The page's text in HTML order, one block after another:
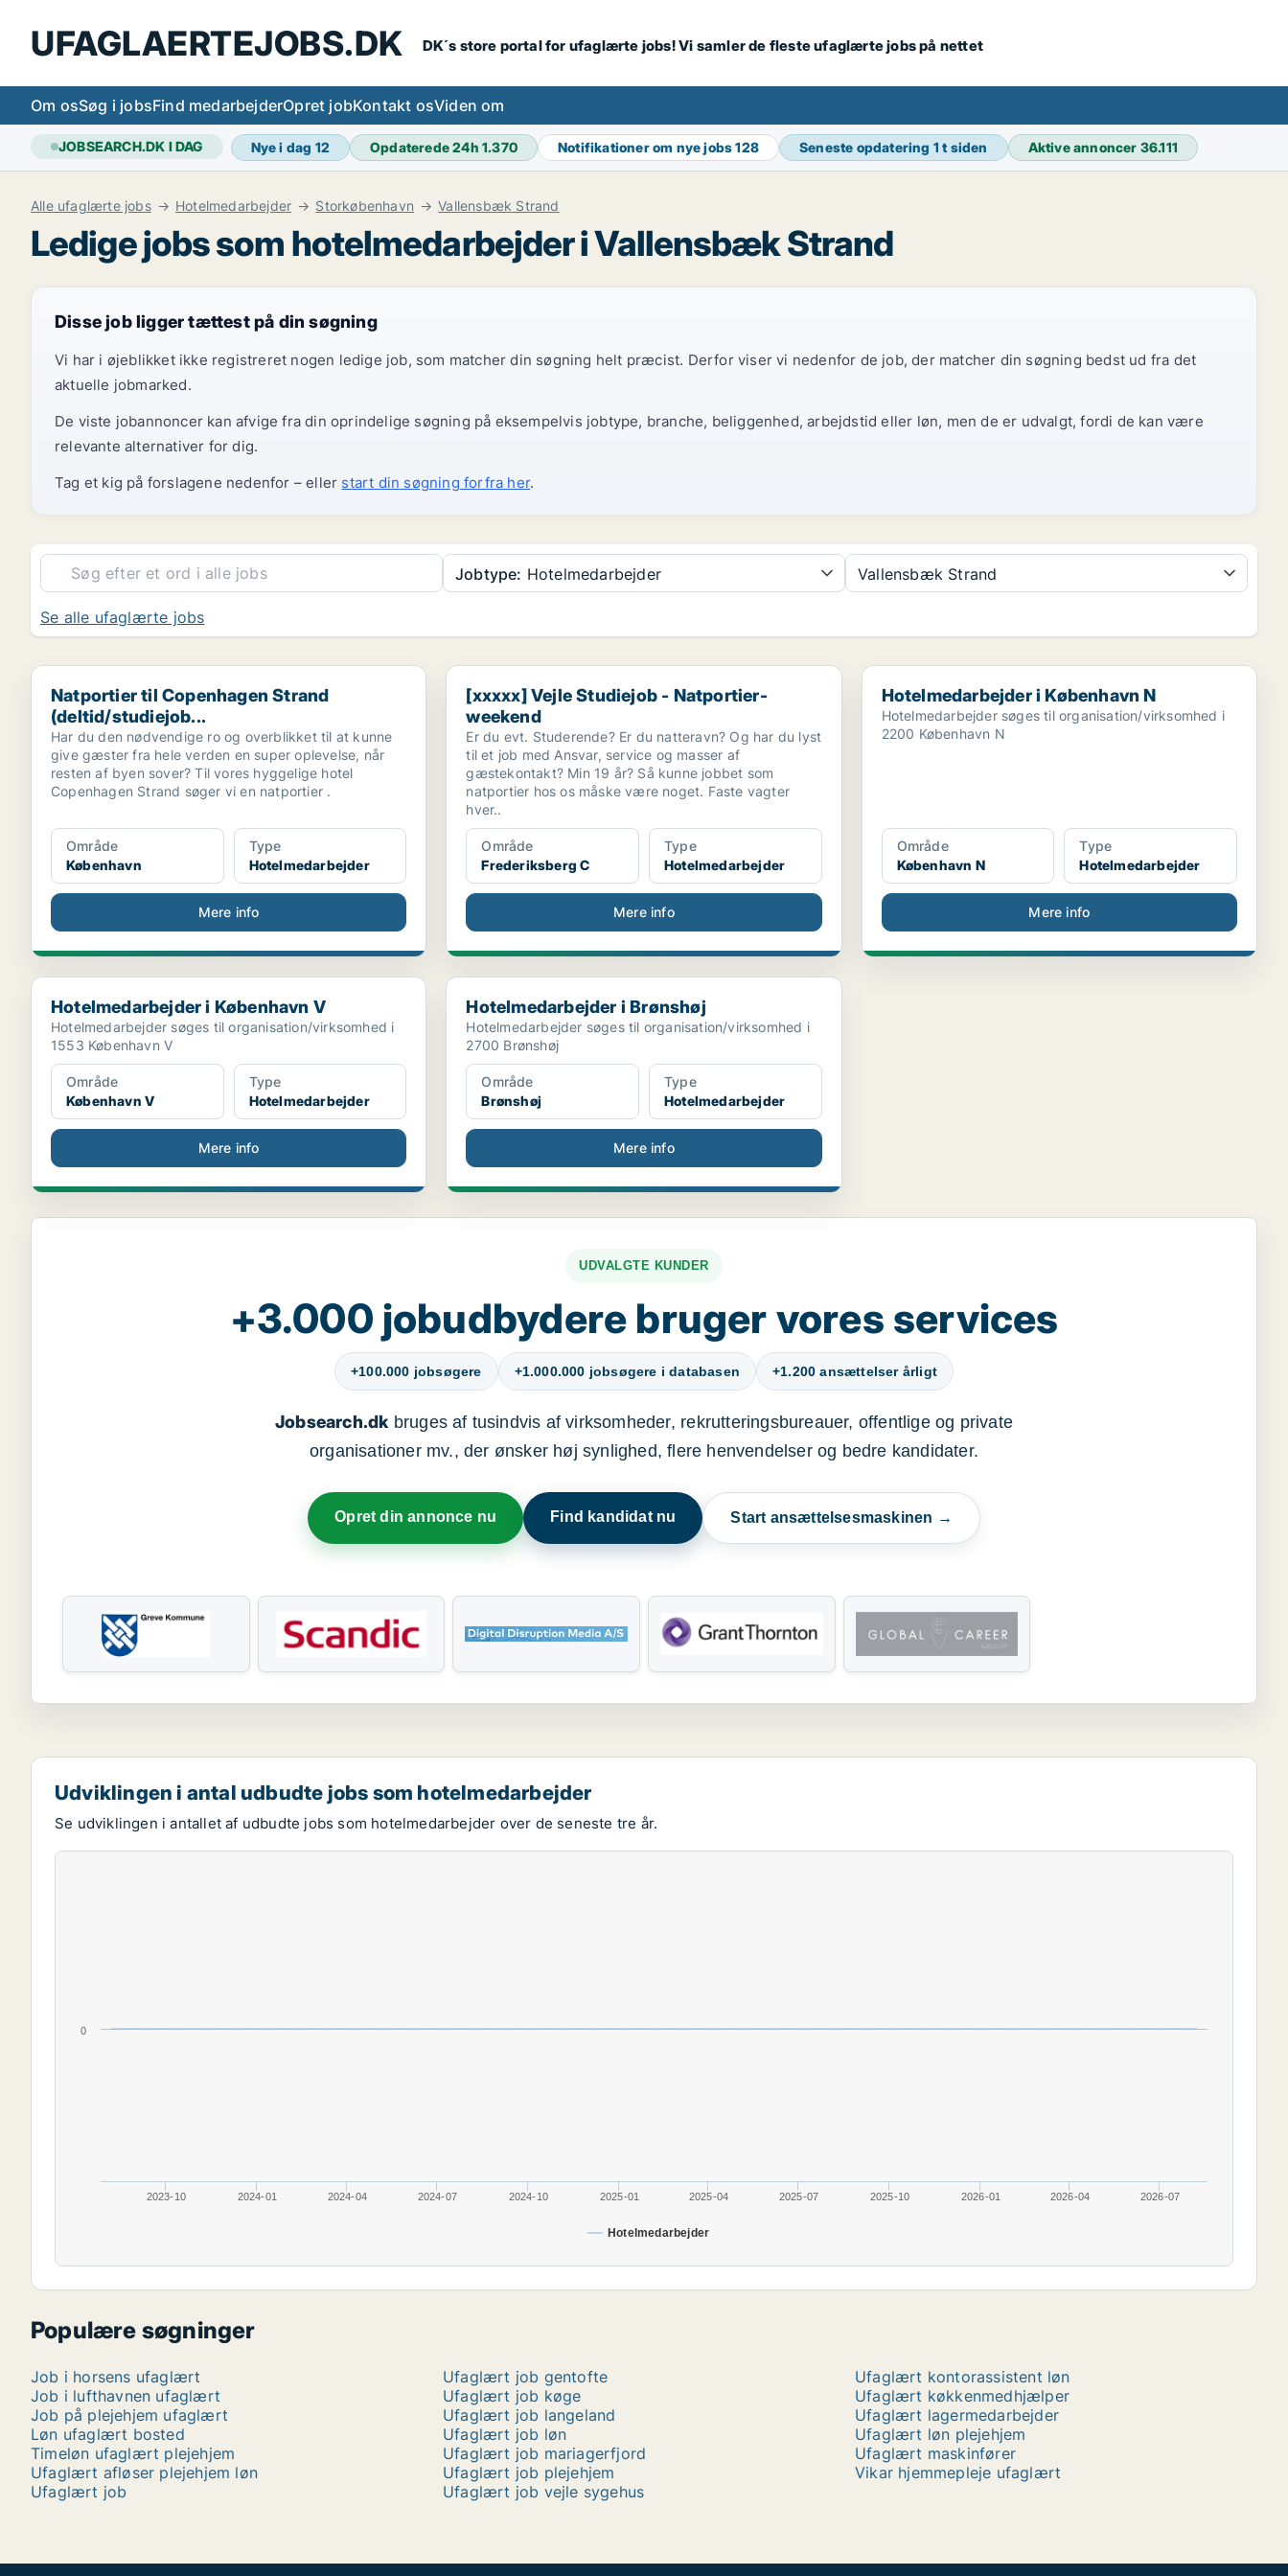
UFAGLAERTEJOBS.DK DK´s store portal for ufaglærte jobs! Vi samler de fleste ufaglærte jobs på nettet
Om osSøg i jobsFind medarbejderOpret jobKontakt osViden om
JOBSEARCH.DK I DAG Nye i dag 12 Opdaterede 24h1.370 Notifikationer om nye jobs128 Seneste opdatering 1 t siden Aktive annoncer 36.111
Alle ufaglærte jobs Hotelmedarbejder Storkøbenhavn Vallensbæk Strand
Ledige jobs som hotelmedarbejder i Vallensbæk Strand
Disse job ligger tættest på din søgning
Vi har i øjeblikket ikke registreret nogen ledige job, som matcher din søgning helt præcist. Derfor viser vi nedenfor de job, der matcher din søgning bedst ud fra det
aktuelle jobmarked.
De viste jobannoncer kan afvige fra din oprindelige søgning på eksempelvis jobtype, branche, beliggenhed, arbejdstid eller løn, men de er udvalgt, fordi de kan være
relevante alternativer for dig.
Tag et kig på forslagene nedenfor – eller start din søgning forfra her.
Jobtype: Hotelmedarbejder Vallensbæk Strand
Se alle ufaglærte jobs
Natportier til Copenhagen Strand (deltid/studiejob...
Natportier til Copenhagen Strand
(deltid/studiejob...
Har du den nødvendige ro og overblikket til at kunne
give gæster fra hele verden en super oplevelse, når
resten af byen sover? Til vores hyggelige hotel
Copenhagen Strand søger vi en natportier .
Område
København
Type
Hotelmedarbejder
Mere info
[xxxxx] Vejle Studiejob - Natportier- weekend
[xxxxx] Vejle Studiejob - Natportier-
weekend
Er du evt. Studerende? Er du natteravn? Og har du lyst
til et job med Ansvar, service og masser af
gæstekontakt? Min 19 år? Så kunne jobbet som
natportier hos os måske være noget. Faste vagter
hver..
Område
Frederiksberg C
Type
Hotelmedarbejder
Mere info
Hotelmedarbejder i København N
Hotelmedarbejder i København N
Hotelmedarbejder søges til organisation/virksomhed i
2200 København N
Område
København N
Type
Hotelmedarbejder
Mere info
Hotelmedarbejder i København V
Hotelmedarbejder i København V
Hotelmedarbejder søges til organisation/virksomhed i
1553 København V
Område
København V
Type
Hotelmedarbejder
Mere info
Hotelmedarbejder i Brønshøj
Hotelmedarbejder i Brønshøj
Hotelmedarbejder søges til organisation/virksomhed i
2700 Brønshøj
Område
Brønshøj
Type
Hotelmedarbejder
Mere info
UDVALGTE KUNDER
+3.000 jobudbydere bruger vores services
+100.000 jobsøgere +1.000.000 jobsøgere i databasen +1.200 ansættelser årligt
Jobsearch.dkbruges af tusindvis af virksomheder, rekrutteringsbureauer, offentlige og private
organisationer mv., der ønsker høj synlighed, flere henvendelser og bedre kandidater.
Opret din annonce nu Find kandidat nu Start ansættelsesmaskinen →
Udviklingen i antal udbudte jobs som hotelmedarbejder
Se udviklingen i antallet af udbudte jobs som hotelmedarbejder over de seneste tre år.
Hotelmedarbejder
2023-10 2024-01 2024-04 2024-07 2024-10 2025-01 2025-04 2025-07 2025-10 2026-01 2026-04 2026-07
0
Populære søgninger
Job i horsens ufaglært
Job i lufthavnen ufaglært
Job på plejehjem ufaglært
Løn ufaglært bosted
Timeløn ufaglært plejehjem
Ufaglært afløser plejehjem løn
Ufaglært job
Ufaglært job gentofte
Ufaglært job køge
Ufaglært job langeland
Ufaglært job løn
Ufaglært job mariagerfjord
Ufaglært job plejehjem
Ufaglært job vejle sygehus
Ufaglært kontorassistent løn
Ufaglært køkkenmedhjælper
Ufaglært lagermedarbejder
Ufaglært løn plejehjem
Ufaglært maskinfører
Vikar hjemmepleje ufaglært